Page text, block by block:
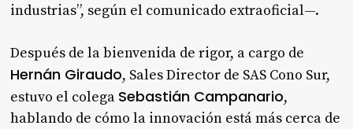
industrias”, según el comunicado extraoficial—.
Después de la bienvenida de rigor, a cargo de
Hernán Giraudo, Sales Director de SAS Cono Sur,
estuvo el colega Sebastián Campanario,
hablando de cómo la innovación está más cerca de